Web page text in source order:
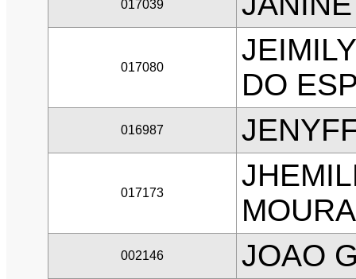
017039
017080
DO
016987
017173
MOURA
002146 JOAO